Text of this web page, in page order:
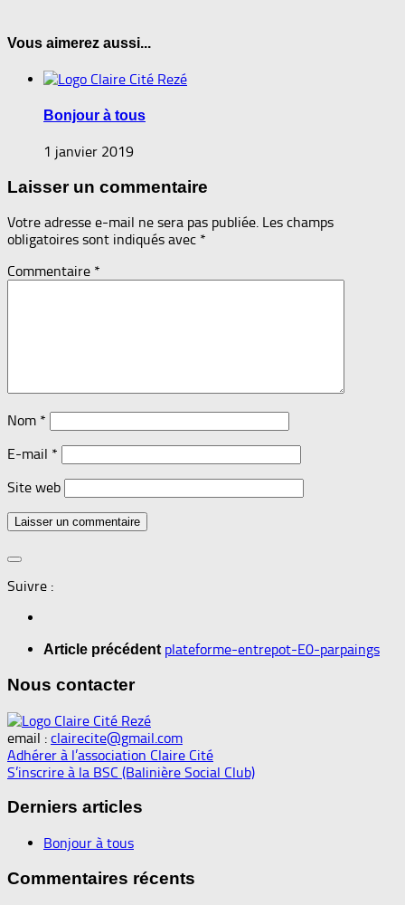
Vous aimerez aussi...
Bonjour à tous
1 janvier 2019
Laisser un commentaire
Votre adresse e-mail ne sera pas publiée. Les champs
obligatoires sont indiqués avec *
Commentaire *
Nom *
E-mail *
Site web
Suivre :
Article précédent plateforme-entrepot-E0-parpaings
Nous contacter
email : clairecite@gmail.com
Adhérer à l’association Claire Cité
S’inscrire à la BSC (Balinière Social Club)
Derniers articles
Bonjour à tous
Commentaires récents